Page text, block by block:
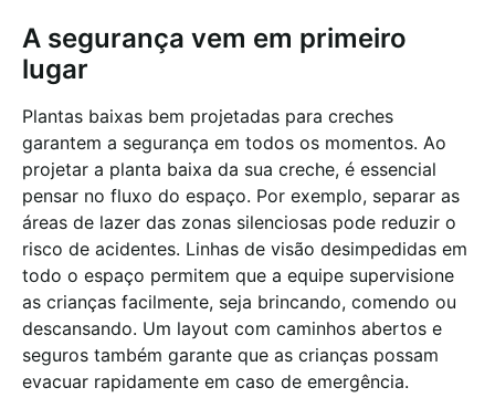
A segurança vem em primeiro
lugar
Plantas baixas bem projetadas para creches
garantem a segurança em todos os momentos. Ao
projetar a planta baixa da sua creche, é essencial
pensar no fluxo do espaço. Por exemplo, separar as
áreas de lazer das zonas silenciosas pode reduzir o
risco de acidentes. Linhas de visão desimpedidas em
todo o espaço permitem que a equipe supervisione
as crianças facilmente, seja brincando, comendo ou
descansando. Um layout com caminhos abertos e
seguros também garante que as crianças possam
evacuar rapidamente em caso de emergência.